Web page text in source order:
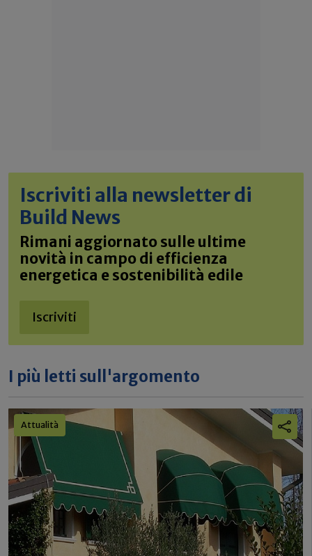
Iscriviti alla newsletter di
Build News
Rimani aggiornato sulle ultime
novità in campo di efficienza
energetica e sostenibilità edile
Iscriviti
I più letti sull'argomento
Attualità